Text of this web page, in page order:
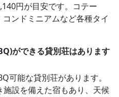
円が目安です。コテー
ンドミニアムなど各種タイ
ができる貸別荘はあります
可能な貸別荘があります。
設を備えた宿もあり、天候